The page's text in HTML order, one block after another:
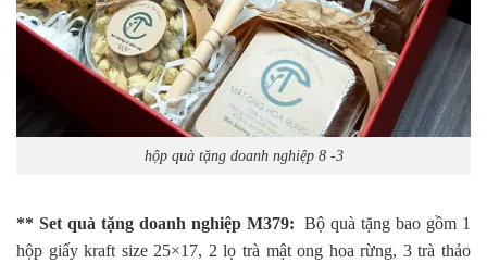
hộp quà tặng doanh nghiệp 8 -3
** Set quà tặng doanh nghiệp M379: Bộ quà tặng bao gồm 1
hộp giấy kraft size 25×17, 2 lọ trà mật ong hoa rừng, 3 trà thảo